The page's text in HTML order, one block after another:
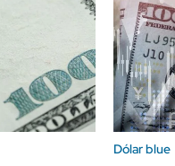
Dólar blue